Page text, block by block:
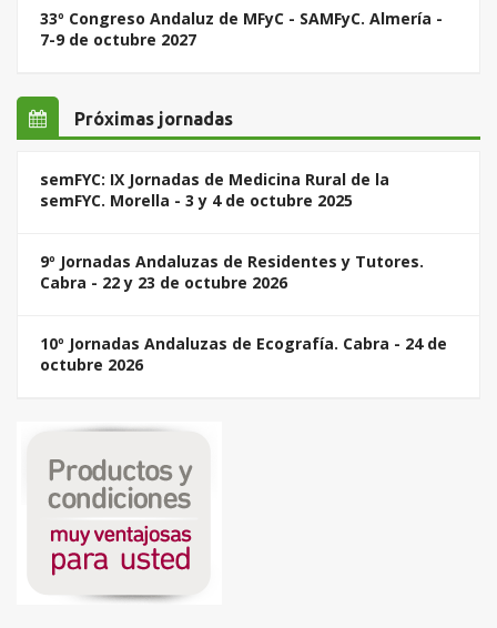
33º Congreso Andaluz de MFyC - SAMFyC. Almería -
7-9 de octubre 2027
Próximas jornadas
semFYC: IX Jornadas de Medicina Rural de la
semFYC. Morella - 3 y 4 de octubre 2025
9º Jornadas Andaluzas de Residentes y Tutores.
Cabra - 22 y 23 de octubre 2026
10º Jornadas Andaluzas de Ecografía. Cabra - 24 de
octubre 2026